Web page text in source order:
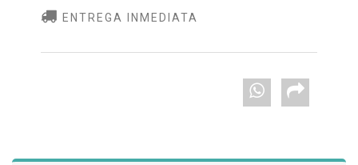
ENTREGA INMEDIATA